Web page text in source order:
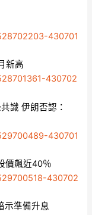
430701
新高
430702
識 伊朗否認：
430701
價飆近40％
430702
示準備升息